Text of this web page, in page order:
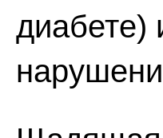
диабете)